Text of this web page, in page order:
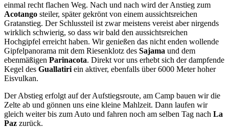
einmal recht flachen Weg. Nach und nach wird der Anstieg zum
Acotango steiler, später gekrönt von einem aussichtsreichen
Gratanstieg. Der Schlussteil ist zwar meistens vereist aber nirgends
wirklich schwierig, so dass wir bald den aussichtsreichen
Hochgipfel erreicht haben. Wir genießen das nicht enden wollende
Gipfelpanorama mit dem Riesenklotz des Sajama und dem
ebenmäßigen Parinacota. Direkt vor uns erhebt sich der dampfende
Kegel des Guallatiri ein aktiver, ebenfalls über 6000 Meter hoher
Eisvulkan.
Der Abstieg erfolgt auf der Aufstiegsroute, am Camp bauen wir die
Zelte ab und gönnen uns eine kleine Mahlzeit. Dann laufen wir
gleich weiter bis zum Auto und fahren noch am selben Tag nach La
Paz zurück.